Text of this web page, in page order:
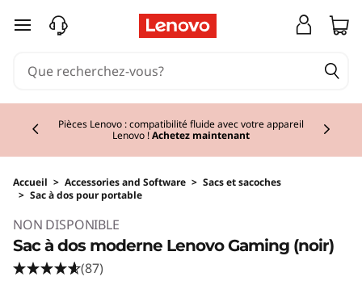
passer au contenu principal
Pièces Lenovo : compatibilité fluide avec votre appareil
Lenovo !Achetez maintenant
Accueil > Accessories and Software > Sacs et sacoches
> Sac à dos pour portable
NON DISPONIBLE
Sac à dos moderne Lenovo Gaming (noir)
(87)